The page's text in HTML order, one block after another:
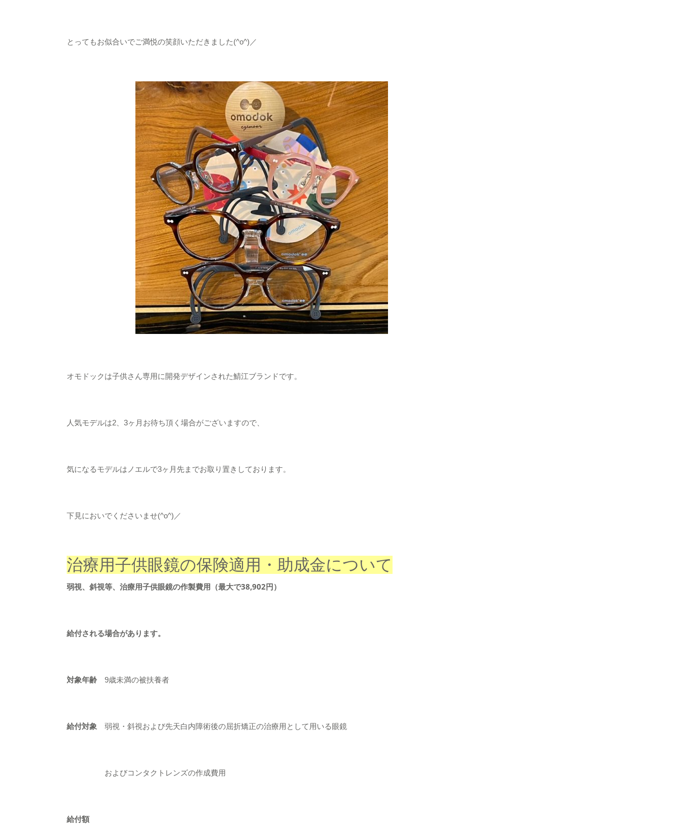
とってもお似合いでご満悦の笑顔いただきました(^o^)／
オモドックは子供さん専用に開発デザインされた鯖江ブランドです。
人気モデルは2、3ヶ月お待ち頂く場合がございますので、
気になるモデルはノエルで3ヶ月先までお取り置きしております。
下見においでくださいませ(^o^)／
治療用子供眼鏡の保険適用・助成金について
弱視、斜視等、治療用子供眼鏡の作製費用（最大で38,902円）
給付される場合があります。
対象年齢 9歳未満の被扶養者
給付対象 弱視・斜視および先天白内障術後の屈折矯正の治療用として用いる眼鏡
およびコンタクトレンズの作成費用
給付額